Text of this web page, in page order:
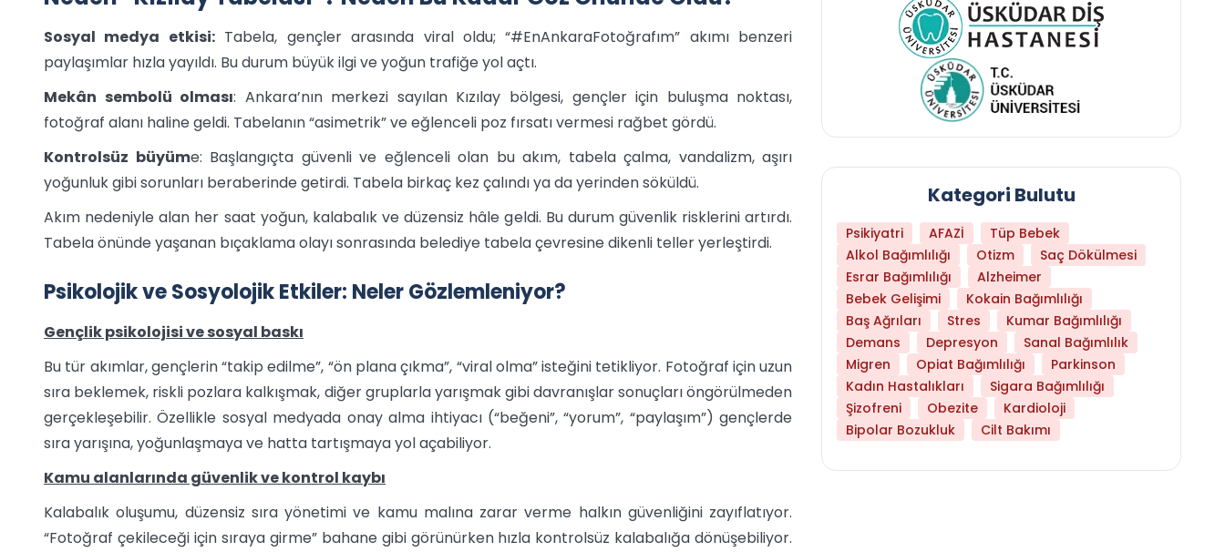
Sosyal medya etkisi:Tabela, gençler arasında viral oldu; “#EnAnkaraFotoğrafım” akımı benzeri
paylaşımlar hızla yayıldı. Bu durum büyük ilgi ve yoğun trafiğe yol açtı.
Mekân sembolü olması: Ankara’nın merkezi sayılan Kızılay bölgesi, gençler için buluşma noktası,
fotoğraf alanı haline geldi. Tabelanın “asimetrik” ve eğlenceli poz fırsatı vermesi rağbet gördü.
Kontrolsüz büyüme: Başlangıçta güvenli ve eğlenceli olan bu akım, tabela çalma, vandalizm, aşırı
yoğunluk gibi sorunları beraberinde getirdi. Tabela birkaç kez çalındı ya da yerinden söküldü.
Akım nedeniyle alan her saat yoğun, kalabalık ve düzensiz hâle geldi. Bu durum güvenlik risklerini artırdı.
Tabela önünde yaşanan bıçaklama olayı sonrasında belediye tabela çevresine dikenli teller yerleştirdi.
Psikolojik ve Sosyolojik Etkiler: Neler Gözlemleniyor?
Gençlik psikolojisi ve sosyal baskı
Bu tür akımlar, gençlerin “takip edilme”, “ön plana çıkma”, “viral olma” isteğini tetikliyor. Fotoğraf için uzun
sıra beklemek, riskli pozlara kalkışmak, diğer gruplarla yarışmak gibi davranışlar sonuçları öngörülmeden
gerçekleşebilir. Özellikle sosyal medyada onay alma ihtiyacı (“beğeni”, “yorum”, “paylaşım”) gençlerde
sıra yarışına, yoğunlaşmaya ve hatta tartışmaya yol açabiliyor.
Kamu alanlarında güvenlik ve kontrol kaybı
Kalabalık oluşumu, düzensiz sıra yönetimi ve kamu malına zarar verme halkın güvenliğini zayıflatıyor.
“Fotoğraf çekileceği için sıraya girme” bahane gibi görünürken hızla kontrolsüz kalabalığa dönüşebiliyor.
Kategori Bulutu
Psikiyatri AFAZİ
Tüp Bebek
Alkol Bağımlılığı
Otizm
Saç Dökülmesi
Esrar Bağımlılığı
Alzheimer
Bebek Gelişimi
Kokain Bağımlılığı
Baş Ağrıları
Stres
Kumar Bağımlılığı
Demans
Depresyon
Sanal Bağımlılık
Migren
Opiat Bağımlılığı
Parkinson
Kadın Hastalıkları
Sigara Bağımlılığı
Şizofreni
Obezite
Kardioloji
Bipolar Bozukluk
Cilt Bakımı